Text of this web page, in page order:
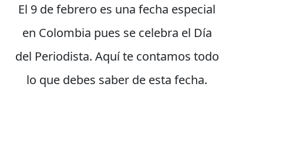
El 9 de febrero es una fecha especial
en Colombia pues se celebra el Día
del Periodista. Aquí te contamos todo
lo que debes saber de esta fecha.